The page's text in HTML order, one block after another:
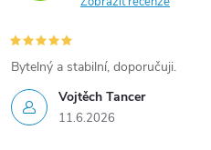
Vojtěch Tancer
11.6.2026
Bytelný a stabilní, doporučuji.